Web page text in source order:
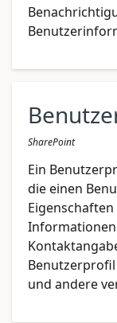
SharePoint
Ein
die einen
Informationen
und andere